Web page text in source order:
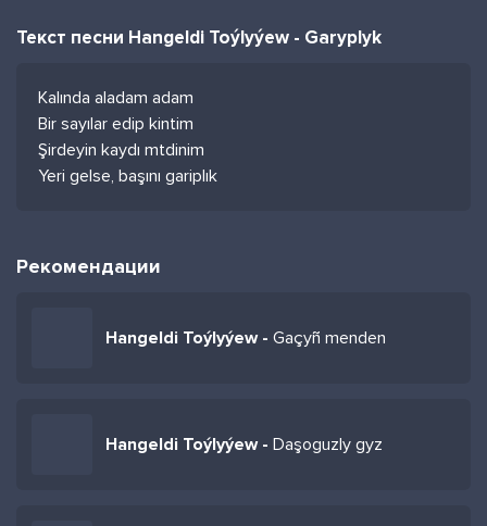
Текст песни Hangeldi Toýlyýew - Garyplyk
Kalında aladam adam
Bir sayılar edip kintim
Şirdeyin kaydı mtdinim
Yeri gelse, başını gariplık
Рекомендации
Hangeldi Toýlyýew - Gaçyñ menden
Hangeldi Toýlyýew - Daşoguzly gyz